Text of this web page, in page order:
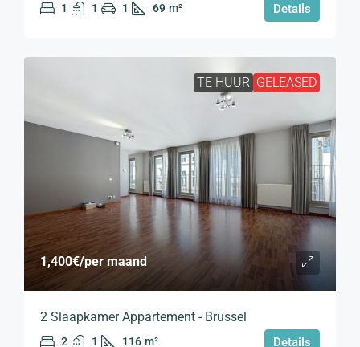
1 1 1 69 m² Details
TE HUUR GELEASED
1,400€/per maand
2 Slaapkamer Appartement - Brussel
2 1 116 m² Details